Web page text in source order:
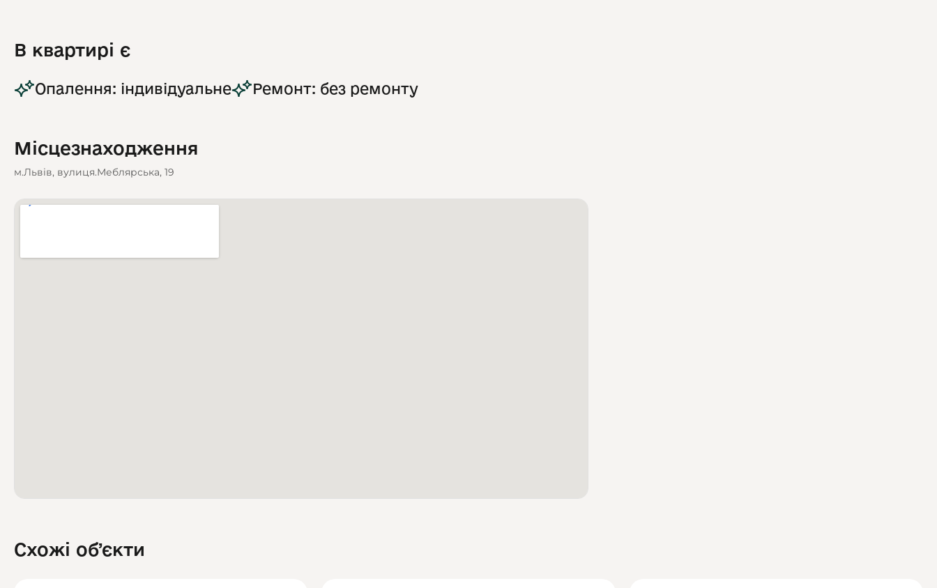
В квартирі є
Опалення: індивідуальне Ремонт: без ремонту
Місцезнаходження
м.Львів, вулиця.Меблярська, 19
Схожі обʼєкти